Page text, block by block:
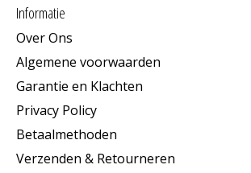
Informatie
Over Ons
Algemene voorwaarden
Garantie en Klachten
Privacy Policy
Betaalmethoden
Verzenden & Retourneren